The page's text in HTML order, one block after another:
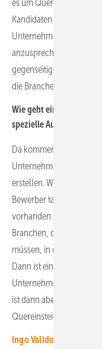
es um Quereinsteiger
Kandidaten sehr wichtig
Unternehmen auch den
anzusprechen.
gegenseitig, was die
die Branche kommt.
Wie geht ein
spezielle Aufgaben
Da kommen wir zur
Unternehmen für die zu
erstellen. Welche
Bewerber tatsächlich
vorhanden sein? In der
Branchen, die nicht
müssen, in denen die
Dann ist ein ganz
Unternehmen der
ist dann aber, Strategien
Quereinsteiger
Ingo Valldorf von